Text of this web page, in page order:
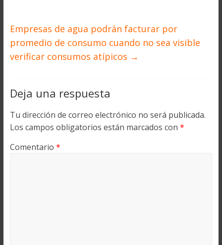
Empresas de agua podrán facturar por
promedio de consumo cuando no sea visible
verificar consumos atípicos →
Deja una respuesta
Tu dirección de correo electrónico no será publicada.
Los campos obligatorios están marcados con *
Comentario *